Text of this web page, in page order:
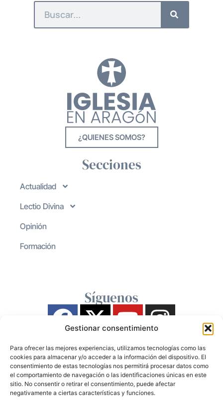
Gestionar consentimiento
Para ofrecer las mejores experiencias, utilizamos tecnologías como las
cookies para almacenar y/o acceder a la información del dispositivo. El
consentimiento de estas tecnologías nos permitirá procesar datos como
el comportamiento de navegación o las identificaciones únicas en este
sitio. No consentir o retirar el consentimiento, puede afectar
negativamente a ciertas características y funciones.
¿QUIENES SOMOS?
Secciones
Actualidad
Lectio Divina
Opinión
Formación
Síguenos